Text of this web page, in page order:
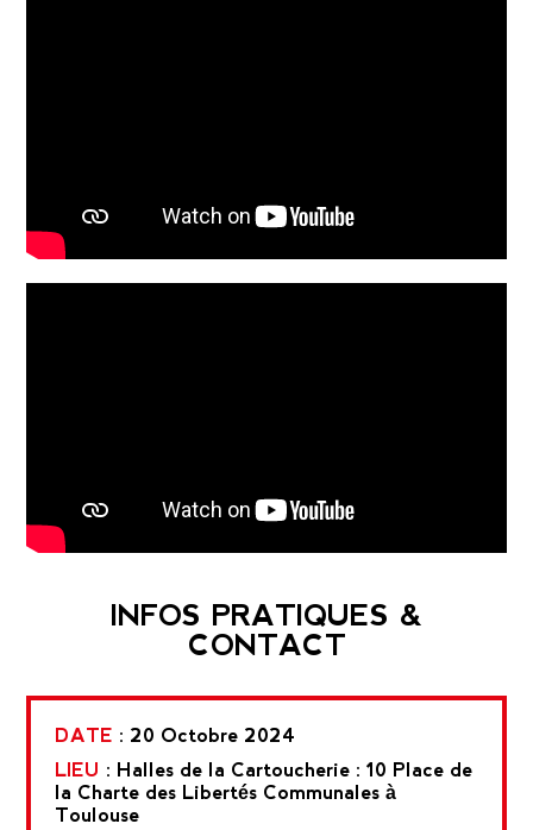
INFOS PRATIQUES &
CONTACT
DATE : 20 Octobre 2024
LIEU : Halles de la Cartoucherie : 10 Place de
la Charte des Libertés Communales à
Toulouse